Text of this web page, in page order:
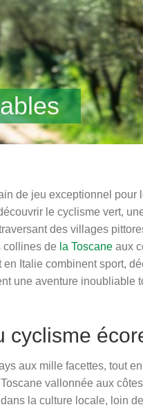
de jeu exceptionnel
le cyclisme vert,
des villages
collines de la Toscane aux
Italie combinent sport,
une aventure inoubliable
cyclisme
aux mille facettes, tout
vallonnée aux
la culture locale, loin